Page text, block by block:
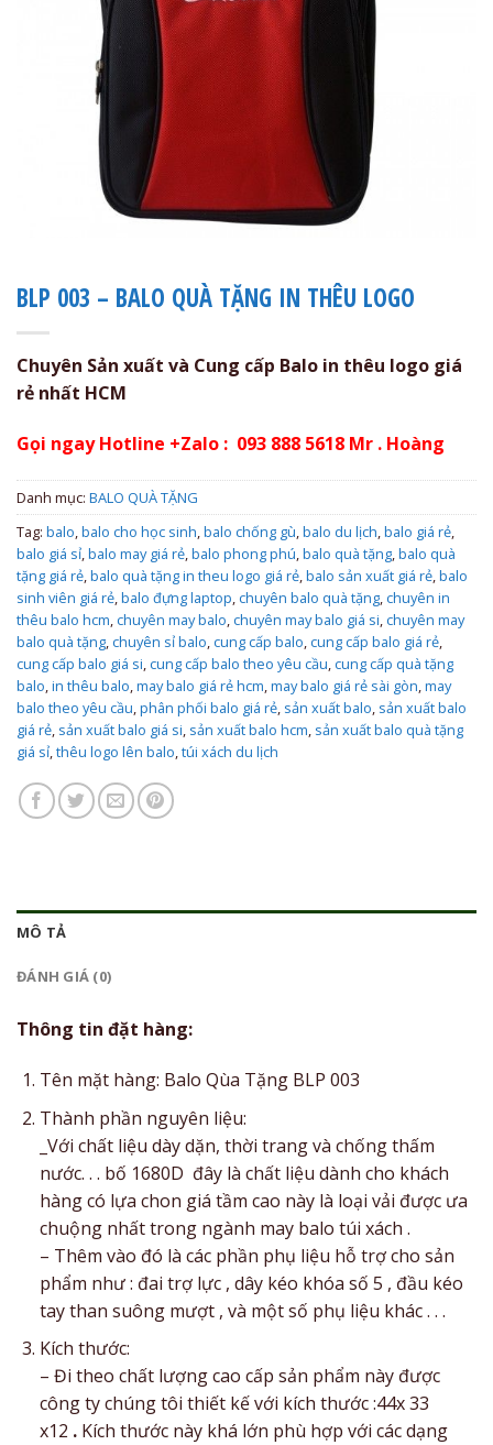
BLP 003 – BALO QUÀ TẶNG IN THÊU LOGO
Chuyên Sản xuất và Cung cấp Balo in thêu logo giá
rẻ nhất HCM
Gọi ngay Hotline +Zalo : 093 888 5618 Mr . Hoàng
Danh mục: BALO QUÀ TẶNG
Tag: balo,balo cho học sinh,balo chống gù,balo du lịch,balo giá rẻ,
balo giá sỉ,balo may giá rẻ,balo phong phú,balo quà tặng,balo quà
tặng giá rẻ,balo quà tặng in theu logo giá rẻ,balo sản xuất giá rẻ,balo
sinh viên giá rẻ,balo đựng laptop,chuyên balo quà tặng,chuyên in
thêu balo hcm,chuyên may balo,chuyên may balo giá si,chuyên may
balo quà tặng,chuyên sỉ balo,cung cấp balo,cung cấp balo giá rẻ,
cung cấp balo giá si,cung cấp balo theo yêu cầu,cung cấp quà tặng
balo,in thêu balo,may balo giá rẻ hcm,may balo giá rẻ sài gòn,may
balo theo yêu cầu,phân phối balo giá rẻ, sản xuất balo, sản xuất balo
giá rẻ, sản xuất balo giá si, sản xuất balo hcm, sản xuất balo quà tặng
giá sỉ,thêu logo lên balo,túi xách du lịch
MÔ TẢ
ĐÁNH GIÁ (0)
Thông tin đặt hàng:
Tên mặt hàng: Balo Qùa Tặng BLP 003
Thành phần nguyên liệu:
_Với chất liệu dày dặn, thời trang và chống thấm
nước. . . bố 1680D đây là chất liệu dành cho khách
hàng có lựa chon giá tầm cao này là loại vải được ưa
chuộng nhất trong ngành may balo túi xách .
– Thêm vào đó là các phần phụ liệu hỗ trợ cho sản
phẩm như : đai trợ lực , dây kéo khóa số 5 , đầu kéo
tay than suông mượt , và một số phụ liệu khác . . .
Kích thước:
– Đi theo chất lượng cao cấp sản phẩm này được
công ty chúng tôi thiết kế với kích thước :44x 33
x12 . Kích thước này khá lớn phù hợp với các dạng